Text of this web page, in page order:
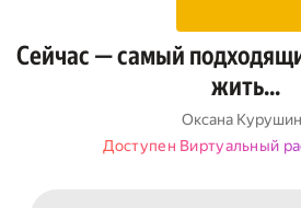
Сейчас — самый
жить...
Оксана
Доступен Виртуальный